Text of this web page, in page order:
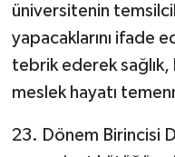
üniversitenin
yapacaklarını ifade
tebrik ederek sağlık,
meslek hayatı
23. Dönem Birincisi